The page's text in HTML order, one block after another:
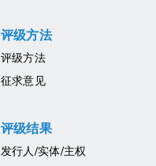
评级方法
评级方法
征求意见
评级结果
发行人/实体/主权